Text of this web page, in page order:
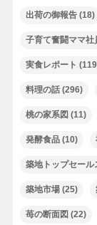
出荷の御報告(18)
子育て奮闘ママ社
実食レポート
料理の話(296)
桃の家系図 (11)
発酵食品(10)
築地トップセール
築地市場(25)
苺の断面図 (22)